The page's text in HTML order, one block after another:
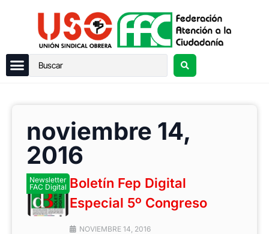
noviembre 14,
2016
Newsletter
FAC Digital Boletín Fep Digital
Especial 5º Congreso
NOVIEMBRE 14, 2016